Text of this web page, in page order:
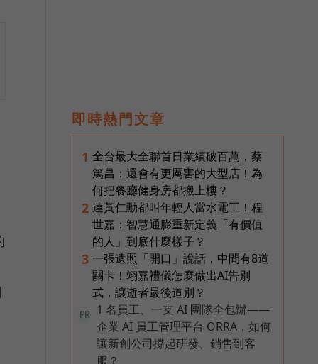
即時熱門文章
1 全台最大全聯首日業績破百萬，蔡
篤昌：還會有更厲害的大型店！為
何把餐廳健身房都搬上樓？
2 連黃仁勳都叫年輕人當水電工！程
世嘉：智慧通膨重新定義「有價值
的人」到底什麼樣子？
3 一張遺照「開口」說話，中間有8道
關卡！翊嘉禮儀怎麼做出AI告別
式，讓逝者最後道別？
PR
1 名員工、一支 AI 團隊全包辦——
企業 AI 員工管理平台 ORRA，如何
讓新創公司撐起研發、銷售到客
服？